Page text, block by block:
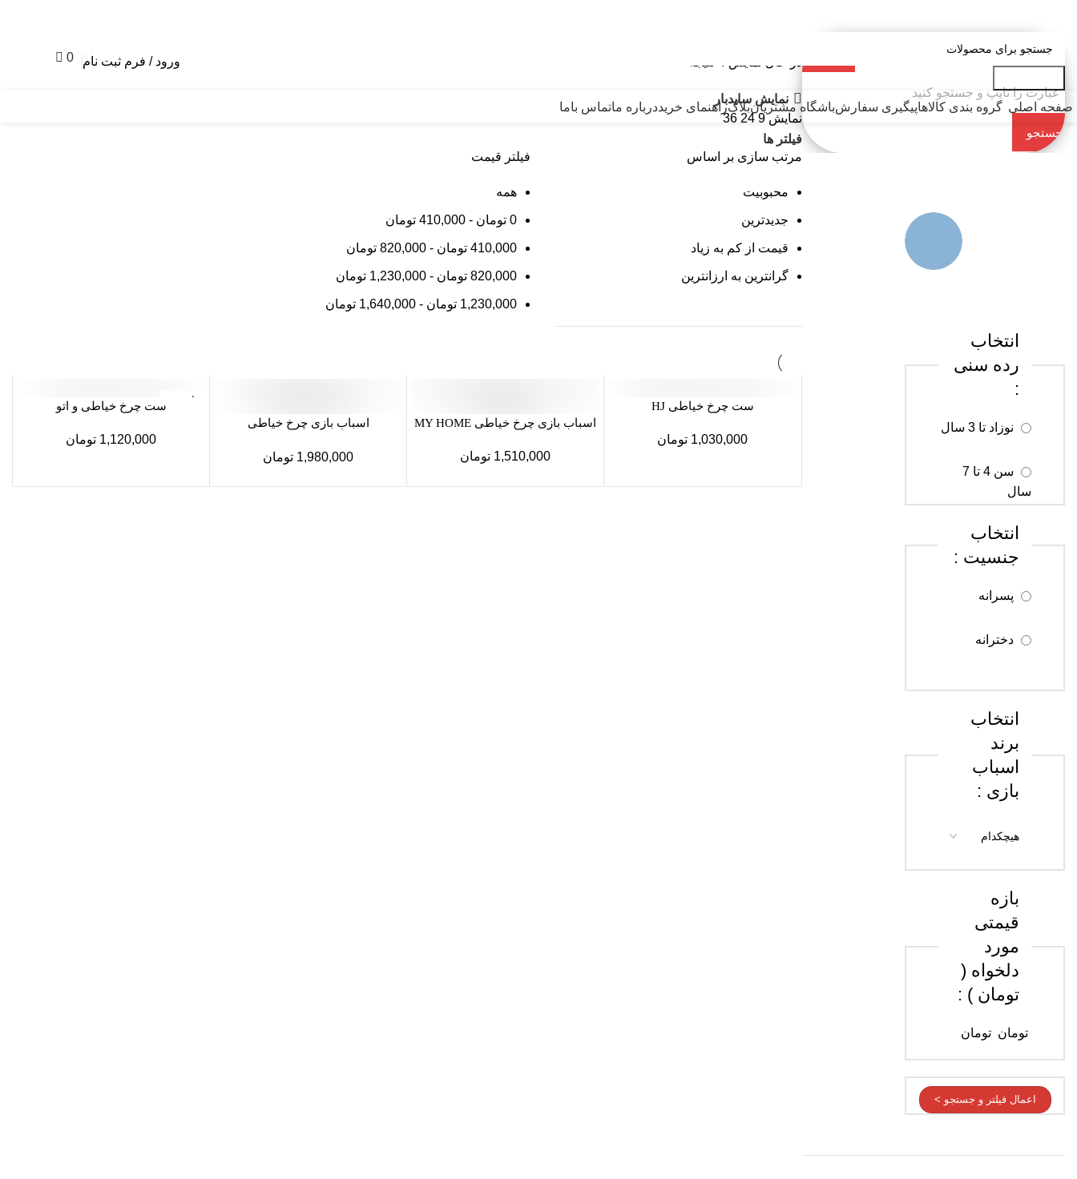
ورود / فرم ثبت نام 0
صفحه اصلی گروه بندی کالاهاپیگیری سفارشباشگاه مشتریانبلاگراهنمای خریددرباره ماتماس باما
جستجو
انتخاب
رده سنی
:
سن 4 تا 7
سال
سال
انتخاب
جنسیت :
انتخاب
برند
اسباب
بازی :
بازه
قیمتی
مورد
دلخواه (
تومان ) :
تومان تومان
اعمال فیلتر و جستجو >
نمایش سایدبار
نمایش9
24
36
فیلتر ها
مرتب سازی بر اساس
محبوبیت
جدیدترین
قیمت از کم به زیاد
گرانترین به ارزانترین
فیلتر قیمت
همه
0 تومان -
410,000 تومان
410,000 تومان -
820,000 تومان
820,000 تومان -
1,230,000 تومان
1,230,000 تومان -
1,640,000 تومان
ست چرخ خیاطی HJ
1,030,000 تومان
اسباب بازی چرخ خیاطی MY HOME
1,510,000 تومان
اسباب بازی چرخ خیاطی
1,980,000 تومان
ناموجود ست چرخ خیاطی و اتو
1,120,000 تومان